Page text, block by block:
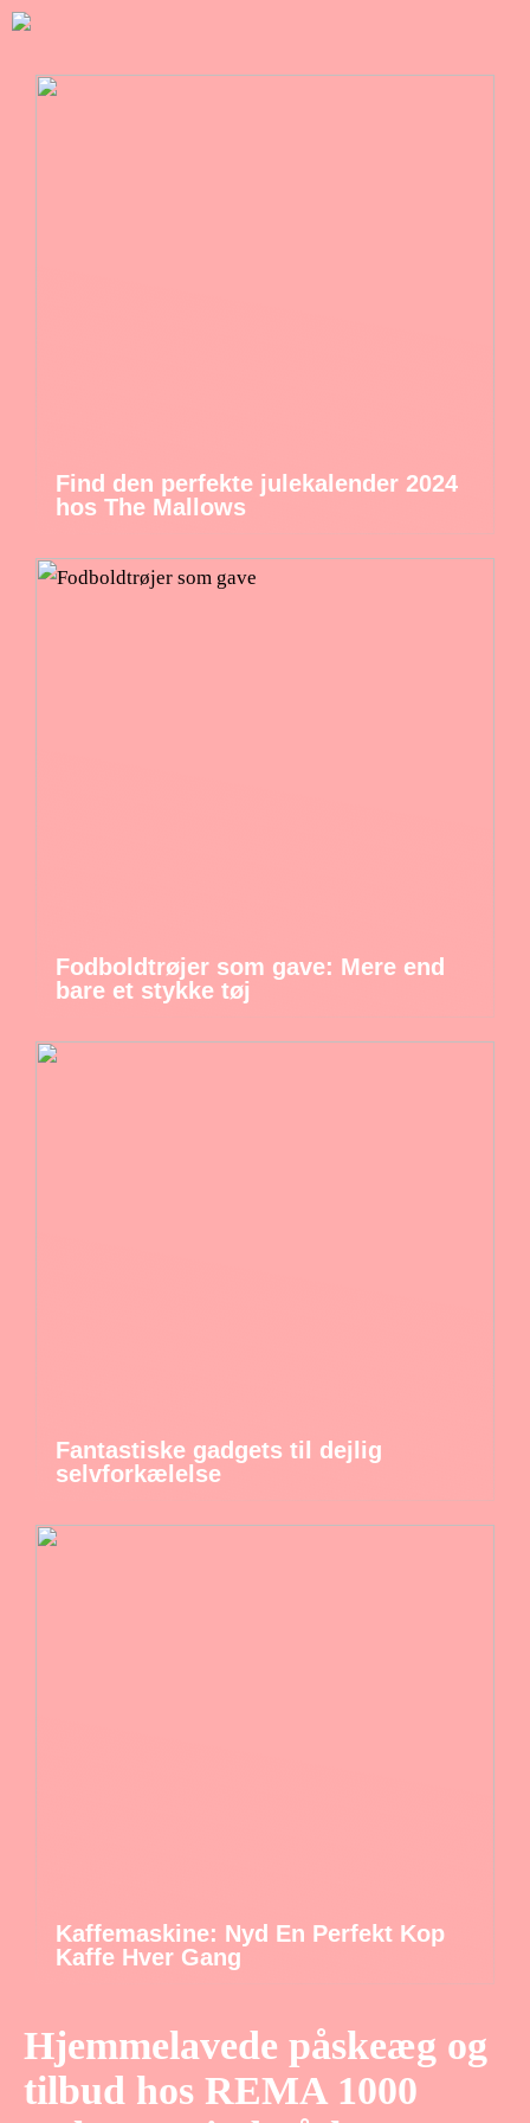
Find den perfekte julekalender 2024
hos The Mallows
Fodboldtrøjer som gave: Mere end
bare et stykke tøj
Fantastiske gadgets til dejlig
selvforkælelse
Kaffemaskine: Nyd En Perfekt Kop
Kaffe Hver Gang
Hjemmelavede påskeæg og
tilbud hos REMA 1000